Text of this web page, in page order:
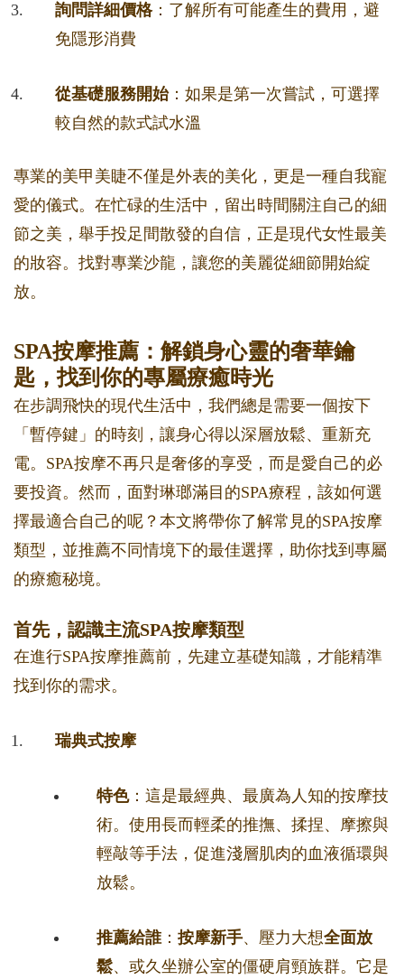
詢問詳細價格：了解所有可能產生的費用，避
免隱形消費
從基礎服務開始：如果是第一次嘗試，可選擇
較自然的款式試水溫
專業的美甲美睫不僅是外表的美化，更是一種自我寵
愛的儀式。在忙碌的生活中，留出時間關注自己的細
節之美，舉手投足間散發的自信，正是現代女性最美
的妝容。找對專業沙龍，讓您的美麗從細節開始綻
放。
SPA按摩推薦：解鎖身心靈的奢華鑰
匙，找到你的專屬療癒時光
在步調飛快的現代生活中，我們總是需要一個按下
「暫停鍵」的時刻，讓身心得以深層放鬆、重新充
電。SPA按摩不再只是奢侈的享受，而是愛自己的必
要投資。然而，面對琳瑯滿目的SPA療程，該如何選
擇最適合自己的呢？本文將帶你了解常見的SPA按摩
類型，並推薦不同情境下的最佳選擇，助你找到專屬
的療癒秘境。
首先，認識主流SPA按摩類型
在進行SPA按摩推薦前，先建立基礎知識，才能精準
找到你的需求。
瑞典式按摩
特色：這是最經典、最廣為人知的按摩技
術。使用長而輕柔的推撫、揉捏、摩擦與
輕敲等手法，促進淺層肌肉的血液循環與
放鬆。
推薦給誰： 按摩新手、壓力大想全面放
鬆、或久坐辦公室的僵硬肩頸族群。它是